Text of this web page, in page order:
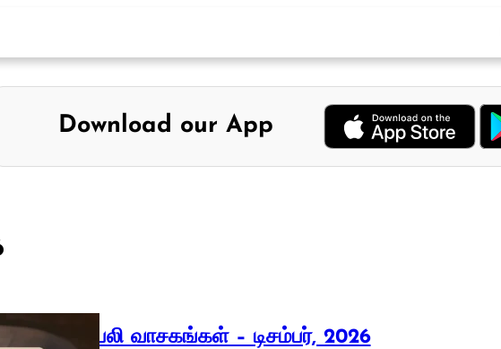
Download our App
திருப்பலி வாசகங்கள் – டிசம்பர், 2026